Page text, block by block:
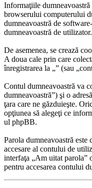
Informaţiile
browserului computerului
dumneavoastră de
dumneavoastră de utilizator.
De asemenea, se crează
A doua cale prin care
înregistrarea la „” (sau
Contul dumneavoastră va
dumneavoastră”) şi o
ţara care ne găzduieşte.
opţiunea să alegeţi ce
ul phpBB.
Parola dumneavoastră
accesare al contului de
interfaţa „Am uitat parola”
pentru accesarea contului